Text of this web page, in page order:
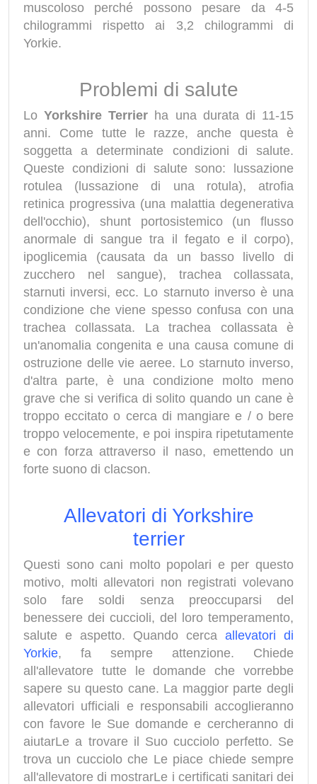
muscoloso perché possono pesare da 4-5
chilogrammi rispetto ai 3,2 chilogrammi di
Yorkie.
Problemi di salute
LoYorkshire Terrier ha una durata di 11-15
anni. Come tutte le razze, anche questa è
soggetta a determinate condizioni di salute.
Queste condizioni di salute sono: lussazione
rotulea (lussazione di una rotula), atrofia
retinica progressiva (una malattia degenerativa
dell'occhio), shunt portosistemico (un flusso
anormale di sangue tra il fegato e il corpo),
ipoglicemia (causata da un basso livello di
zucchero nel sangue), trachea collassata,
starnuti inversi, ecc. Lo starnuto inverso è una
condizione che viene spesso confusa con una
trachea collassata. La trachea collassata è
un'anomalia congenita e una causa comune di
ostruzione delle vie aeree. Lo starnuto inverso,
d'altra parte, è una condizione molto meno
grave che si verifica di solito quando un cane è
troppo eccitato o cerca di mangiare e / o bere
troppo velocemente, e poi inspira ripetutamente
e con forza attraverso il naso, emettendo un
forte suono di clacson.
Allevatori di Yorkshire
terrier
Questi sono cani molto popolari e per questo
motivo, molti allevatori non registrati volevano
solo fare soldi senza preoccuparsi del
benessere dei cuccioli, del loro temperamento,
salute e aspetto. Quando cerca allevatori di
Yorkie, fa sempre attenzione. Chiede
all'allevatore tutte le domande che vorrebbe
sapere su questo cane. La maggior parte degli
allevatori ufficiali e responsabili accoglieranno
con favore le Sue domande e cercheranno di
aiutarLe a trovare il Suo cucciolo perfetto. Se
trova un cucciolo che Le piace chiede sempre
all'allevatore di mostrarLe i certificati sanitari dei